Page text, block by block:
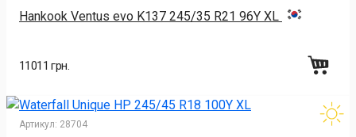
Hankook Ventus evo K137 245/35 R21 96Y XL
11011 грн.
Артикул: 28704